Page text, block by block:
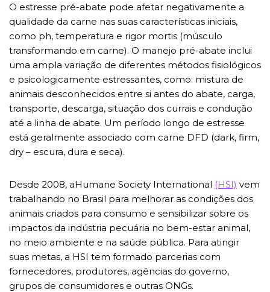
O estresse pré-abate pode afetar negativamente a
qualidade da carne nas suas características iniciais,
como ph, temperatura e rigor mortis (músculo
transformando em carne). O manejo pré-abate inclui
uma ampla variação de diferentes métodos fisiológicos
e psicologicamente estressantes, como: mistura de
animais desconhecidos entre si antes do abate, carga,
transporte, descarga, situação dos currais e condução
até a linha de abate. Um período longo de estresse
está geralmente associado com carne DFD (dark, firm,
dry – escura, dura e seca).
Desde 2008, aHumane Society International (HSI) vem
trabalhando no Brasil para melhorar as condições dos
animais criados para consumo e sensibilizar sobre os
impactos da indústria pecuária no bem-estar animal,
no meio ambiente e na saúde pública. Para atingir
suas metas, a HSI tem formado parcerias com
fornecedores, produtores, agências do governo,
grupos de consumidores e outras ONGs.